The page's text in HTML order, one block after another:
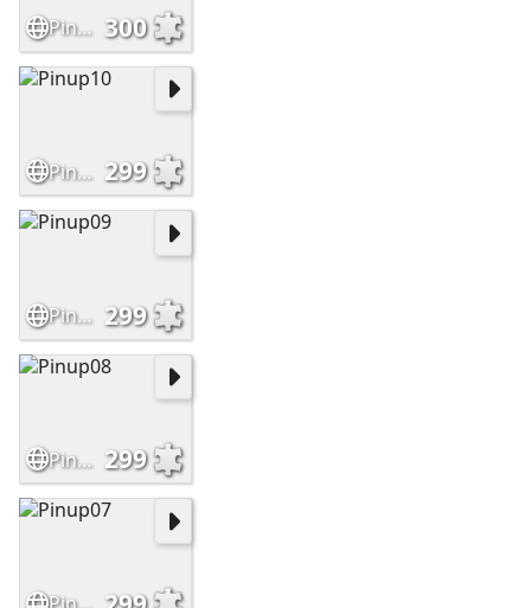
Pinup11 300
Pinup10 299
Pinup09 299
Pinup08 299